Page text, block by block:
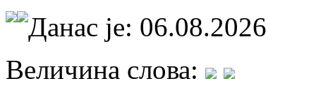
Данас је: 06.08.2026
Величина слова: